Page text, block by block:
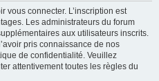
vous connecter. L’inscription est
Les administrateurs du forum
aux utilisateurs inscrits.
pris connaissance de nos
de confidentialité. Veuillez
attentivement toutes les règles du